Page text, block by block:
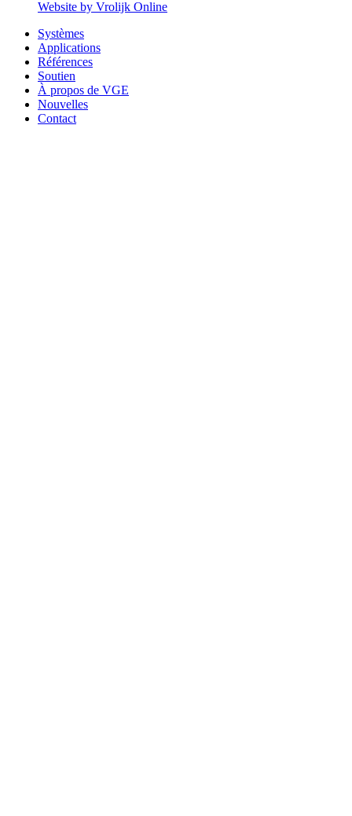
Website by Vrolijk Online
Systèmes
Applications
Références
Soutien
À propos de VGE
Nouvelles
Contact